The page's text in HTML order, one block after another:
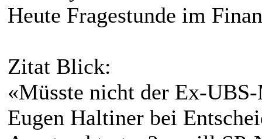
Heute Fragestunde im
Zitat Blick:
«Müsste nicht der Ex-
Eugen Haltiner bei